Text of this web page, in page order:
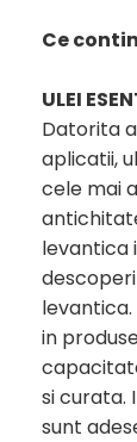
Ce
ULEI
Datorita
aplicatii,
cele mai
levantica
in
si curata.
sunt